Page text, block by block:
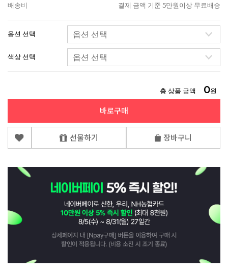
배송비 결제 금액 기준 5만원이상 무료배송
옵션 선택
색상 선택
총 상품 금액 0원
바로구매
선물하기 장바구니